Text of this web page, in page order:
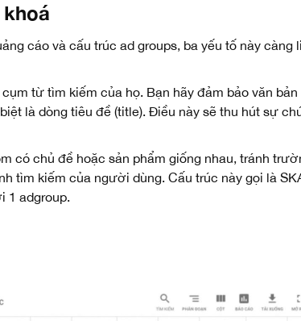
cáo và cấu trúc ad groups, ba yếu tố này càng
từ tìm kiếm của họ. Bạn hãy đảm bảo văn bản
là dòng tiêu đề (title). Điều này sẽ thu hút sự
có chủ đề hoặc sản phẩm giống nhau, tránh
tìm kiếm của người dùng. Cấu trúc này gọi là
1 adgroup.